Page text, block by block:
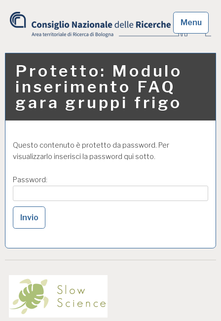
content
Menu
Protetto: Modulo
inserimento FAQ
gara gruppi frigo
Questo contenuto è protetto da password. Per
visualizzarlo inserisci la password qui sotto.
Password: